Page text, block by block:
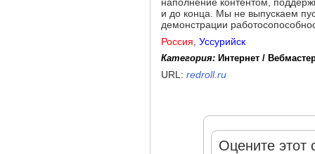
и до конца. Мы не выпускаем
демонстрации
Россия Уссурийск
Категория: Интернет /
URL: redroll.ru
Оцените этот